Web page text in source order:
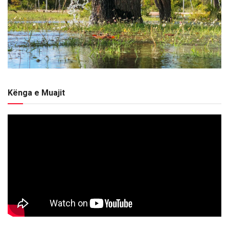
Kënga e Muajit